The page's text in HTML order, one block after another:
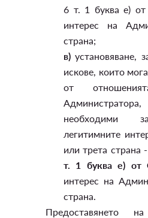
6 т. 1 буква е)
интерес на
страна;
в) установяване,
искове, които
от
необходими
легитимните
или трета страна
т. 1 буква е) от
интерес на
страна.
Предоставянето